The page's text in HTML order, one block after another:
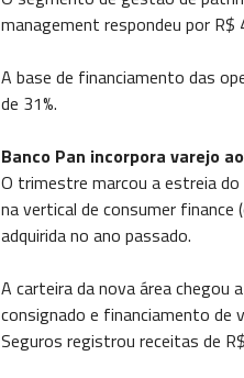
management respondeu por R$
A base de financiamento das
de 31%.
Banco Pan incorpora varejo
O trimestre marcou a estreia
na vertical de consumer finance
adquirida no ano passado.
A carteira da nova área chegou
consignado e financiamento de
Seguros registrou receitas de